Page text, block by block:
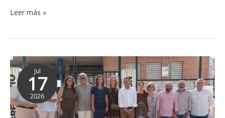
Leer más »
Jul
17
2026
El
PSOE
exige
una
tercera